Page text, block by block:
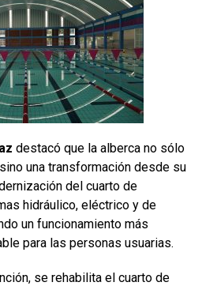
destacó que la alberca no sólo
una transformación desde su
del cuarto de
hidráulico, eléctrico y de
un funcionamiento más
para las personas usuarias.
se rehabilita el cuarto de